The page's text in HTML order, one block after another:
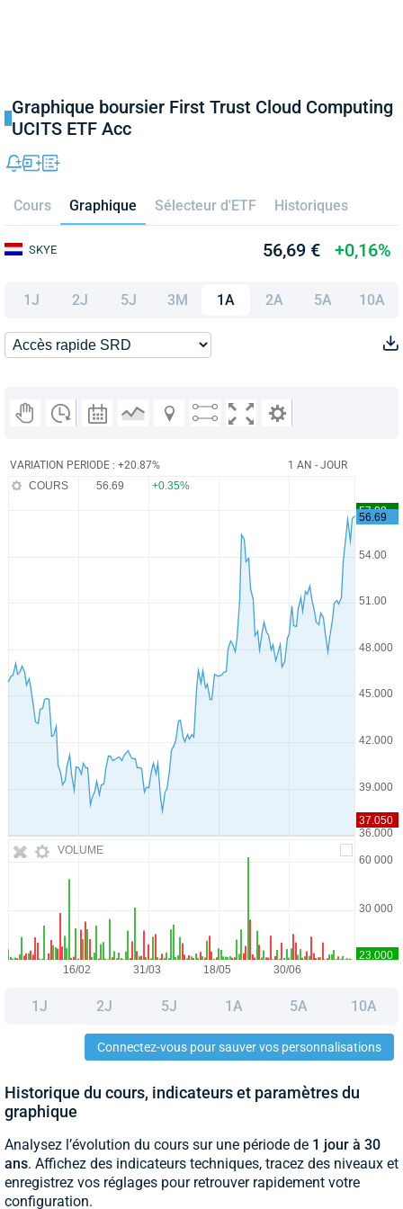
Graphique boursier First Trust Cloud Computing
UCITS ETF Acc
Cours Graphique Sélecteur d'ETF Historiques
SKYE 56,69 € +0,16%
1J 2J 5J 3M 1A 2A 5A 10A
VARIATION PERIODE : +20.87% 1 AN - JOUR
VOLUME
COURS 56.69 +0.35%
1J 2J 5J 1A 5A 10A
Connectez-vous pour sauver vos personnalisations
Historique du cours, indicateurs et paramètres du
graphique
Analysez l’évolution du cours sur une période de 1 jour à 30
ans. Affichez des indicateurs techniques, tracez des niveaux et
enregistrez vos réglages pour retrouver rapidement votre
configuration.